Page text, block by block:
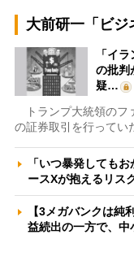
大前研一「ビジ
「イ
の批判
疑…
トランプ大統領のフ
の証券取引を行ってい
「いつ暴発しても
ースXが抱えるリス
【3メガバンクは純
益続出の一方で、